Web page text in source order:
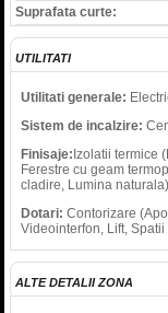
Suprafata curte:
UTILITATI
Utilitati generale:
Sistem de incalzire:
Finisaje: Izolatii termice
Ferestre cu geam
cladire, Lumina naturala)
Dotari: Contorizare
Videointerfon, Lift,
ALTE DETALII ZONA